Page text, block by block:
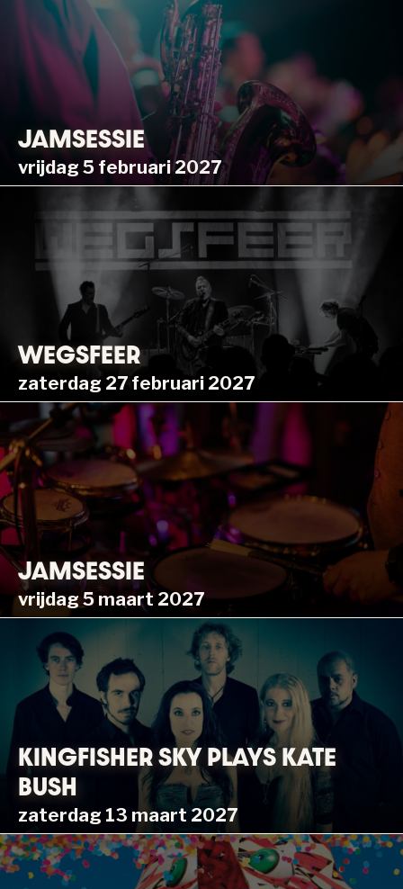
JAMSESSIE
vrijdag 5 februari 2027
WEGSFEER
zaterdag 27 februari 2027
JAMSESSIE
vrijdag 5 maart 2027
KINGFISHER SKY PLAYS KATE
BUSH
zaterdag 13 maart 2027